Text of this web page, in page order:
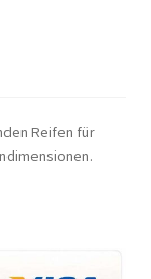
Reifen für